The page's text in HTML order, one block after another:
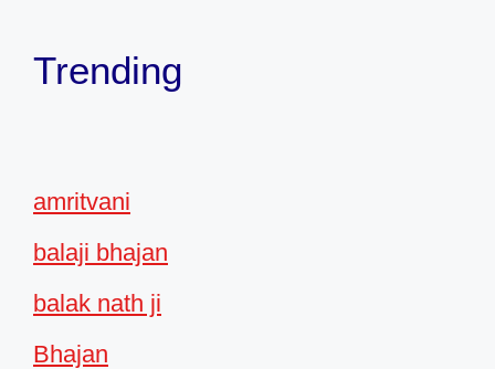
Trending
amritvani
balaji bhajan
balak nath ji
Bhajan